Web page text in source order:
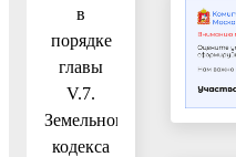
в
порядке
главы
V.7.
Земельного
кодекса